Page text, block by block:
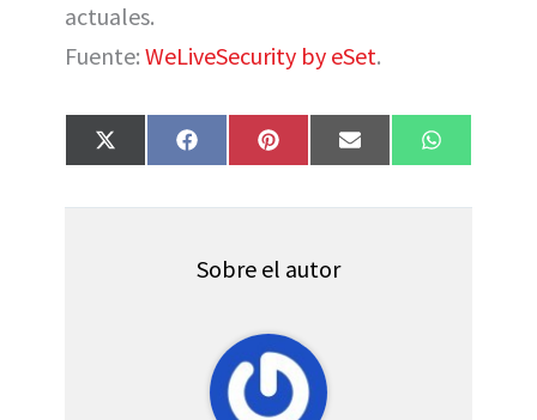
actuales.
Fuente: WeLiveSecurity by eSet.
Compartir
en
X
(
w
Compartir
en
F
a
e
o
k
Compartir
en
P
i
t
e
s
Compartir
en
E
m
i
Compartir
en
W
h
t
Sobre el autor